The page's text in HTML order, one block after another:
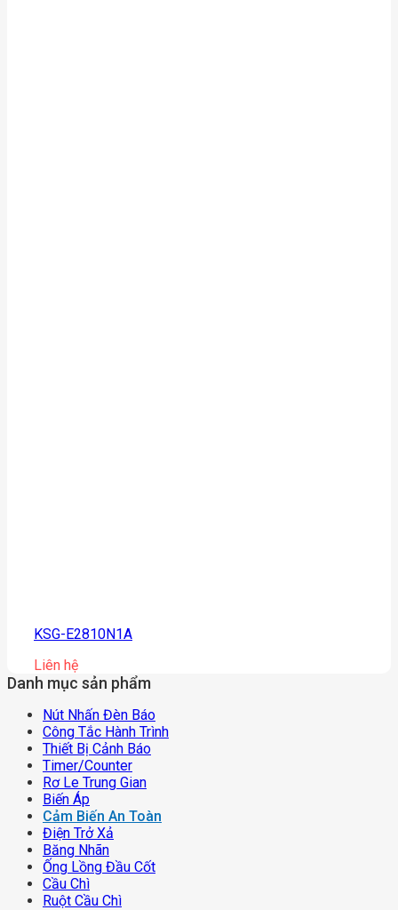
KSG-E2810N1A
Liên hệ
Danh mục sản phẩm
Nút Nhấn Đèn Báo
Công Tắc Hành Trình
Thiết Bị Cảnh Báo
Timer/counter
Rơ Le Trung Gian
Biến Áp
Cảm Biến An Toàn
Điện Trở Xả
Băng Nhãn
Ống Lồng Đầu Cốt
Cầu Chì
Ruột Cầu Chì